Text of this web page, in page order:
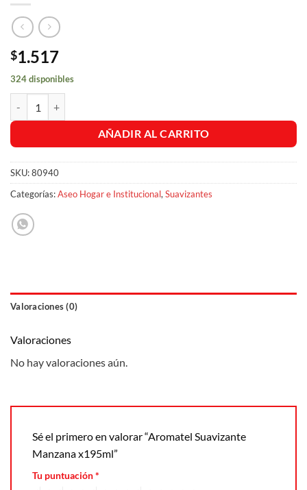
$1.517
324 disponibles
AÑADIR AL CARRITO
SKU:80940
Categorías:Aseo Hogar e Institucional, Suavizantes
Valoraciones (0)
Valoraciones
No hay valoraciones aún.
Sé el primero en valorar “Aromatel Suavizante
Manzana x195ml”
Tu puntuación*